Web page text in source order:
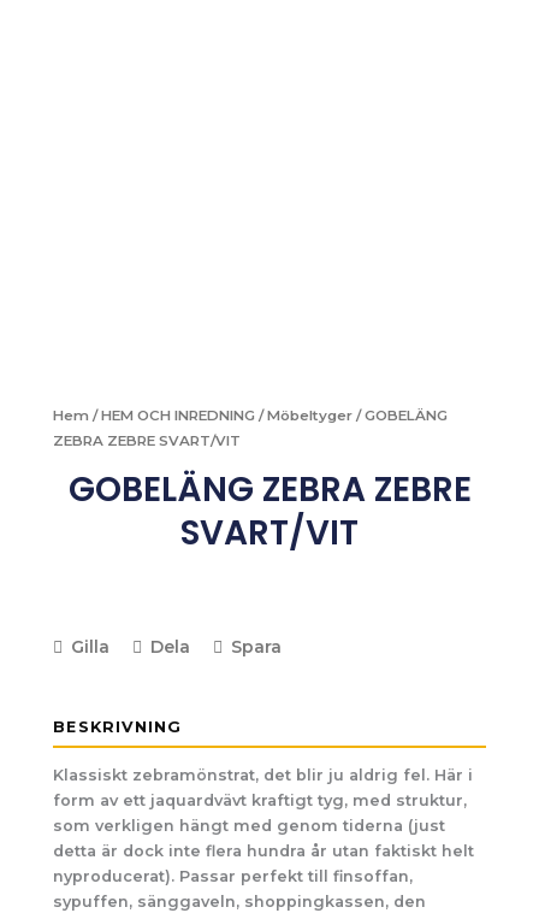
Hem /HEM OCH INREDNING /Möbeltyger / GOBELÄNG
ZEBRA ZEBRE SVART/VIT
GOBELÄNG ZEBRA ZEBRE
SVART/VIT
Gilla Dela Spara
BESKRIVNING
Klassiskt zebramönstrat, det blir ju aldrig fel. Här i
form av ett jaquardvävt kraftigt tyg, med struktur,
som verkligen hängt med genom tiderna (just
detta är dock inte flera hundra år utan faktiskt helt
nyproducerat). Passar perfekt till finsoffan,
sypuffen, sänggaveln, shoppingkassen, den